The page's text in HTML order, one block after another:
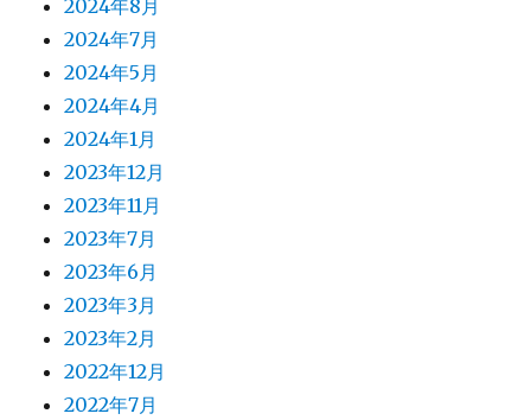
2024年8月
2024年7月
2024年5月
2024年4月
2024年1月
2023年12月
2023年11月
2023年7月
2023年6月
2023年3月
2023年2月
2022年12月
2022年7月